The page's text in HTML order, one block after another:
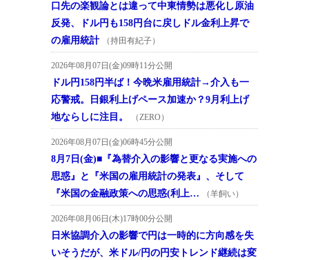
口先の楽観論とは違って中東情勢は悪化し原油
反発、ドル円も158円台に戻しドル金利上昇で
の雇用統計
（持田有紀子）
2026年08月07日(金)09時11分公開
ドル円158円半ば！今晩米雇用統計→介入も一
応警戒。日銀利上げペース加速か？9月利上げ
地ならしに注目。
（ZERO）
2026年08月07日(金)06時45分公開
8月7日(金)■『為替介入の影響と更なる実施への
思惑』と『米国の雇用統計の発表』、そして
『米国の金融政策への思惑(利上…
（羊飼い）
2026年08月06日(木)17時00分公開
日米協調介入の影響で円は一時的に方向感を失
いそうだが、米ドル/円の円安トレンド継続は変